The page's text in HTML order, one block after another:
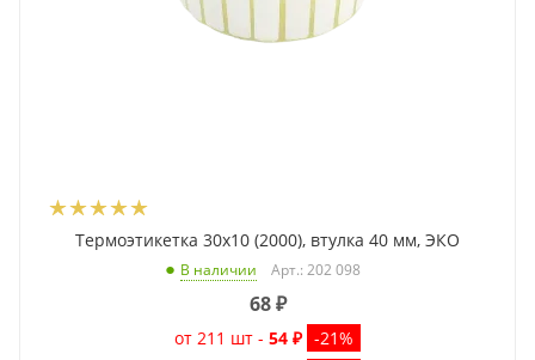
Термоэтикетка 30x10 (2000), втулка 40 мм, ЭКО
В наличии Арт.: 202 098
68₽
от 211 шт - 54 ₽ -21%